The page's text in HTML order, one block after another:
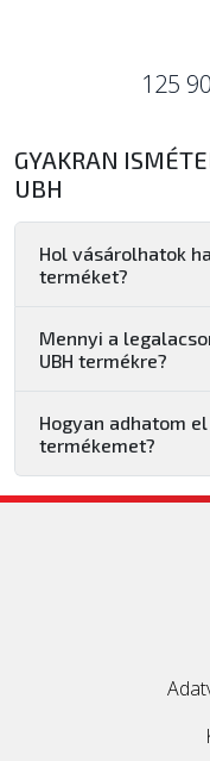
125
GYAKRAN
UBH
Hol vásárolhatok
terméket?
Mennyi a
UBH termékre?
Hogyan adhatom el
termékemet?